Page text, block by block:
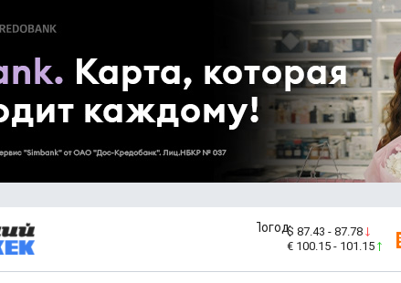
$ 87.43 - 87.78
€ 100.15 - 101.15